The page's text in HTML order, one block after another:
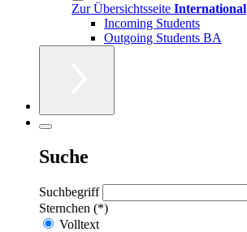
Zur Übersichtsseite International
Incoming Students
Outgoing Students BA
Suche
Suchbegriff
Sternchen (*)
Volltext